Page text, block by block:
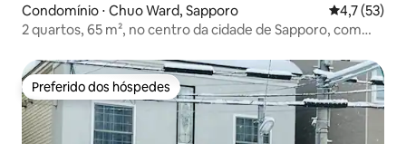
Condomínio ⋅ Chuo Ward, Sapporo 4,7 de uma
4,7 (53)
2 quartos, 65 m², no centro da cidade de Sapporo, com
acomoda até 8 pessoas
Preferido dos hóspedes
Preferido dos hóspedes